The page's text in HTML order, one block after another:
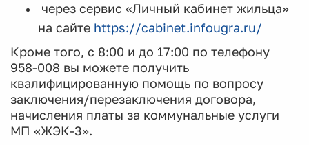
через сервис «Личный кабинет жильца»
на сайте https://cabinet.infougra.ru/
Кроме того, с 8:00 и до 17:00 по телефону
958-008 вы можете получить
квалифицированную помощь по вопросу
заключения/перезаключения договора,
начисления платы за коммунальные услуги
МП «ЖЭК-3».